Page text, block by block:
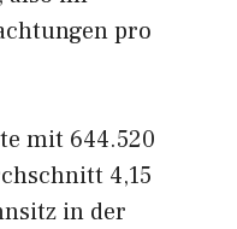
pro
mit 644.520
4,15
in der